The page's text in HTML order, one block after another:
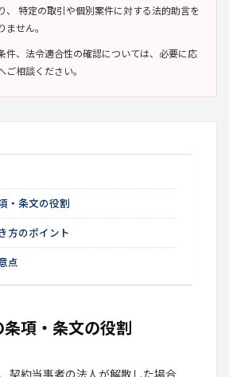
、 特定の取引や個別案件に対する法的助言を
せん。
件、法令適合性の確認については、必要に応
ご相談ください。
・条文の役割
方のポイント
点
項・条文の役割
契約当事者の法人が解散した場合